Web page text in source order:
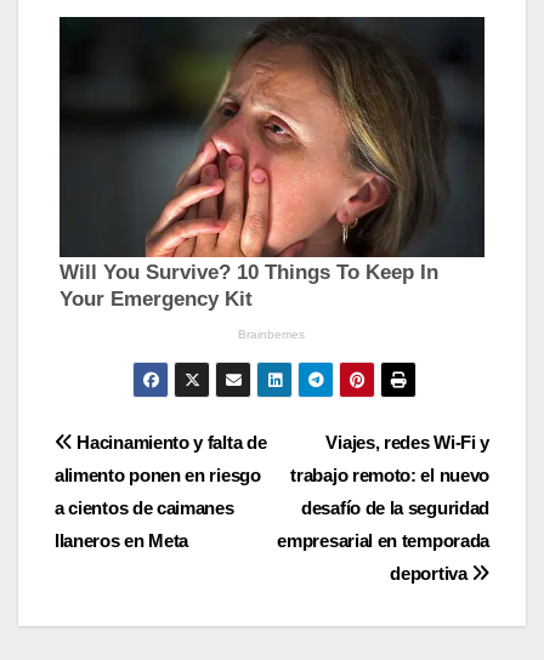
Navegación
de
entradas
Viajes, redes Wi-Fi y
trabajo remoto: el nuevo
desafío de la seguridad
empresarial en temporada
deportiva
Hacinamiento y falta de
alimento ponen en riesgo
a cientos de caimanes
llaneros en Meta